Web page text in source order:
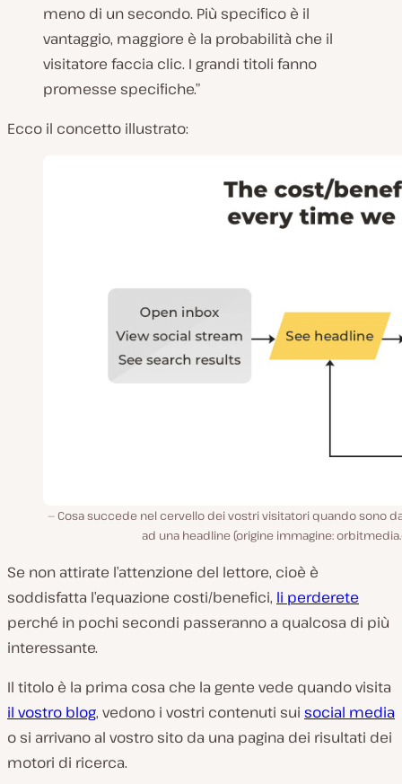
meno di un secondo. Più specifico è il
vantaggio, maggiore è la probabilità che il
visitatore faccia clic. I grandi titoli fanno
promesse specifiche.”
Ecco il concetto illustrato:
Cosa succede nel cervello dei vostri visitatori quando sono
ad una headline (origine immagine:
Se non attirate l’attenzione del lettore, cioè è
soddisfatta l’equazione costi/benefici, li perderete
perché in pochi secondi passeranno a qualcosa di più
interessante.
Il titolo è la prima cosa che la gente vede quando visita
il vostro blog, vedono i vostri contenuti sui social media
o si arrivano al vostro sito da una pagina dei risultati dei
motori di ricerca.